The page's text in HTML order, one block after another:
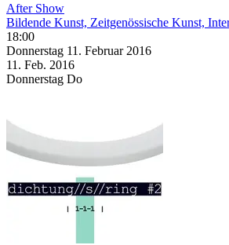
After Show
Bildende Kunst, Zeitgenössische Kunst,
18:00
Donnerstag 11. Februar 2016
11. Feb. 2016
Donnerstag Do